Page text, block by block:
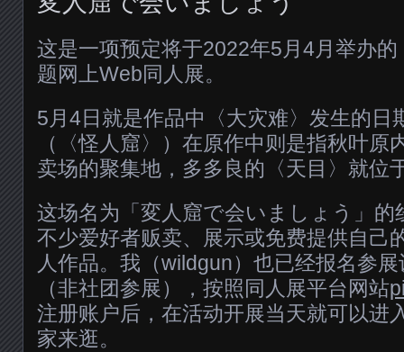
这是一项预定将于2022年5月4月举办
题网上Web同人展。
5月4日就是作品中〈大灾难〉发生的日
（〈怪人窟〉）在原作中则是指秋叶原
卖场的聚集地，多多良的〈天目〉就位
这场名为「変人窟で会いましょう」的
不少爱好者贩卖、展示或免费提供自己
人作品。我（wildgun）也已经报名参
（非社团参展），按照同人展平台网站
注册账户后，在活动开展当天就可以进
家来逛。